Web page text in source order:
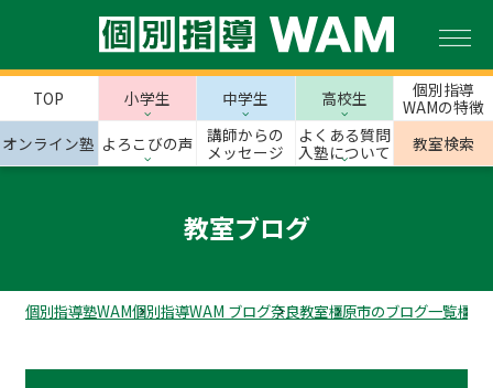
TOP 小学生 中学生 高校生
個別指導
WAMの特徴
オンライン塾 よろこびの声
講師からの
メッセージ
よくある質問
入塾について
教室検索
教室ブログ
個別指導塾WAM個別指導WAM ブログ奈良教室橿原市のブログ一覧橿原